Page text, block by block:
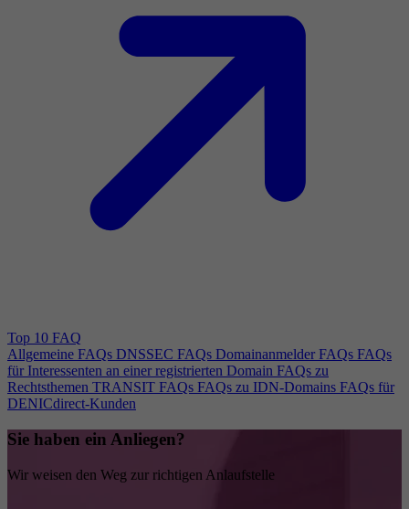
Top 10 FAQ
Allgemeine FAQs DNSSEC FAQs Domainanmelder FAQs FAQs
für Interessenten an einer registrierten Domain FAQs zu
Rechtsthemen TRANSIT FAQs FAQs zu IDN-Domains FAQs für
DENICdirect-Kunden
Sie haben ein Anliegen?
Wir weisen den Weg zur richtigen Anlaufstelle